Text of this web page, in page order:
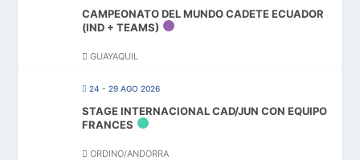
CAMPEONATO DEL MUNDO CADETE ECUADOR
(IND + TEAMS)
GUAYAQUIL
24 - 29 AGO 2026
STAGE INTERNACIONAL CAD/JUN CON EQUIPO
FRANCES
ORDINO/ANDORRA